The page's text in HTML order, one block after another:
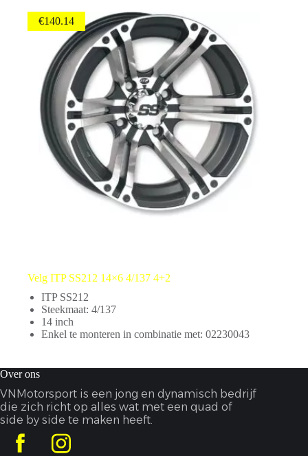
Velg ITP SS212 14×6 4/137 4+2
€140.14
ITP SS212
Steekmaat: 4/137
14 inch
Enkel te monteren in combinatie met: 02230043
Over ons
VNMotorsport is een jong en dynamisch bedrijf
die zich richt op alles wat met een quad of
side by side te maken heeft.